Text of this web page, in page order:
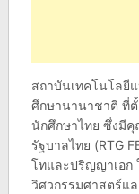
สถาบันเทคโนโลยี
ศึกษานานาชาติ ที่ตั้
นักศึกษาไทย ซึ่งมี
รัฐบาลไทย (RTG
โทและปริญญาเอก
วิศวกรรมศาสตร์แ